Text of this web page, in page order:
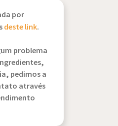
por
deste link.
problema
pedimos a
através